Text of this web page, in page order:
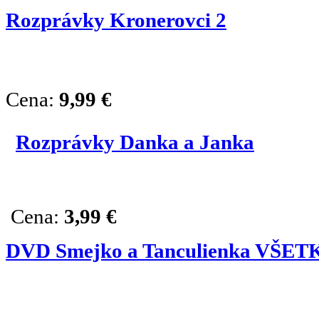
Rozprávky Kronerovci 2
Cena: 9,99 €
Rozprávky Danka a Janka
Cena: 3,99 €
DVD Smejko a Tanculienka